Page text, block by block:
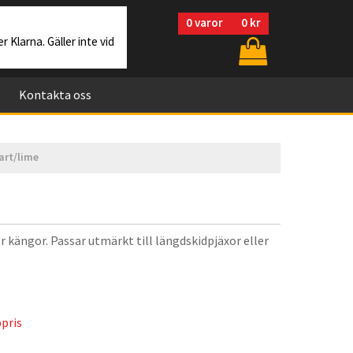
0varor
0 kr
Klarna. Gäller inte vid
Kontakta oss
lime
kängor. Passar utmärkt till längdskidpjäxor eller